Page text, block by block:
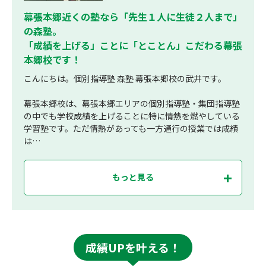
幕張本郷近くの塾なら「先生１人に生徒２人まで」
の森塾。
「成績を上げる」ことに「とことん」こだわる幕張
本郷校です！
こんにちは。個別指導塾 森塾 幕張本郷校の武井です。
幕張本郷校は、幕張本郷エリアの個別指導塾・集団指導塾
の中でも学校成績を上げることに特に情熱を燃やしている
学習塾です。ただ情熱があっても一方通行の授業では成績
は…
もっと見る
成績UPを叶える！